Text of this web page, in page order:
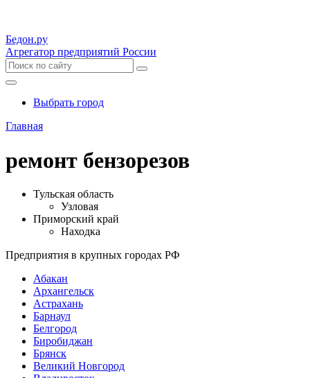
Бедон.ру
Агрегатор предприятий России
Выбрать город
Главная
ремонт бензорезов
Тульская область
Узловая
Приморский край
Находка
Предприятия в крупных городах РФ
Абакан
Архангельск
Астрахань
Барнаул
Белгород
Биробиджан
Брянск
Великий Новгород